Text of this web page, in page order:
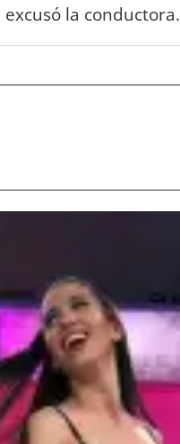
la conductora.